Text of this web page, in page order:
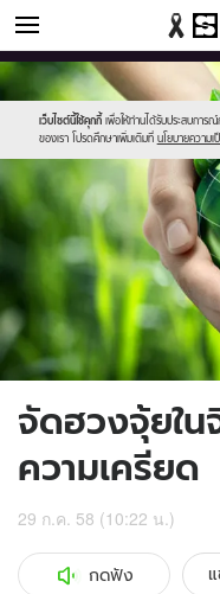
ดูดวง
เว็บไซต์นี้ใช้คุกกี้ เพื่อให้ท่านได้รับประสบการ
ของเรา โปรดศึกษาเพิ่มเติมที่ นโยบายความเ
Sanook
//s.isanook.com/sr/0/
new-
sanook.png
600
60
//s.isanook.com/ho/0/ud/17/
จัดฮวงจุ้ยใ
ความเครียด
29 ก.ค. 58 (10:22 น.)
กดฟัง